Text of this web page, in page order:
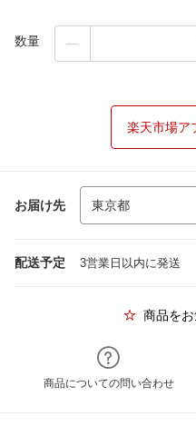
数量
楽天市場ア
お届け先
配送予定 3営業日以内に発送
商品を
商品についての問い合わせ